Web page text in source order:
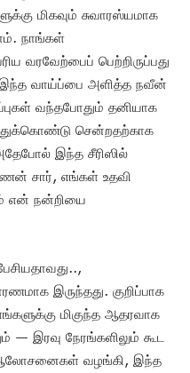
மிகவும் சுவாரஸ்யமாக
நாங்கள்
வரவேற்பைப் பெற்றிருப்பது
இந்த வாய்ப்பை அளித்த நவீன்
வந்தபோதும் தனியாக
சென்றதற்காக
இந்த சீரிஸில்
சார், எங்கள் உதவி
என் நன்றியை
இருந்தது. குறிப்பாக
மிகுந்த ஆதரவாக
— இரவு நேரங்களிலும் கூட
ஆலோசனைகள் வழங்கி, இந்த